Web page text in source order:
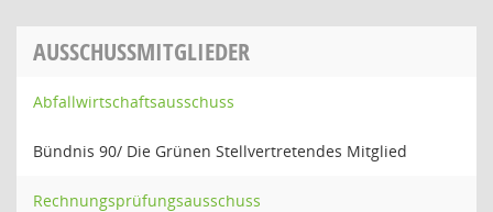
AUSSCHUSSMITGLIEDER
Abfallwirtschaftsausschuss
Bündnis 90/ Die Grünen Stellvertretendes Mitglied
Rechnungsprüfungsausschuss